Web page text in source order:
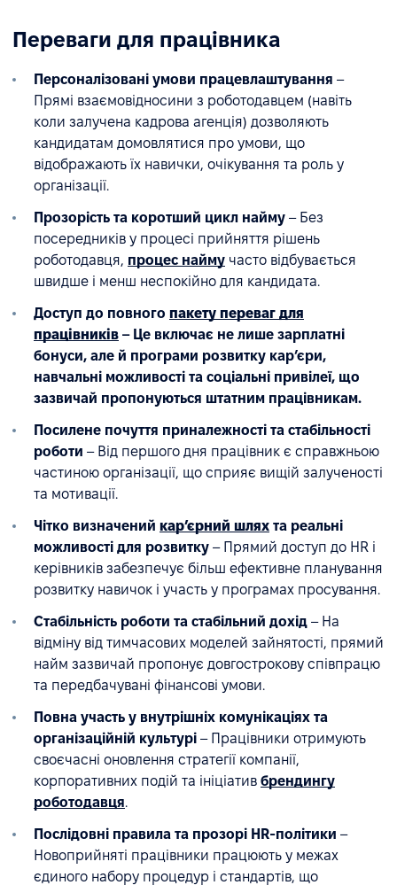
Переваги для працівника
Персоналізовані умови працевлаштування –
Прямі взаємовідносини з роботодавцем (навіть
коли залучена кадрова агенція) дозволяють
кандидатам домовлятися про умови, що
відображають їх навички, очікування та роль у
організації.
Прозорість та коротший цикл найму – Без
посередників у процесі прийняття рішень
роботодавця, процес найму часто відбувається
швидше і менш неспокійно для кандидата.
Доступ до повного пакету переваг для
працівників – Це включає не лише зарплатні
бонуси, але й програми розвитку кар’єри,
навчальні можливості та соціальні привілеї, що
зазвичай пропонуються штатним працівникам.
Посилене почуття приналежності та стабільності
роботи – Від першого дня працівник є справжньою
частиною організації, що сприяє вищій залученості
та мотивації.
Чітко визначений кар’єрний шлях та реальні
можливості для розвитку – Прямий доступ до HR і
керівників забезпечує більш ефективне планування
розвитку навичок і участь у програмах просування.
Стабільність роботи та стабільний дохід – На
відміну від тимчасових моделей зайнятості, прямий
найм зазвичай пропонує довгострокову співпрацю
та передбачувані фінансові умови.
Повна участь у внутрішніх комунікаціях та
організаційній культурі – Працівники отримують
своєчасні оновлення стратегії компанії,
корпоративних подій та ініціатив брендингу
роботодавця.
Послідовні правила та прозорі HR-політики –
Новоприйняті працівники працюють у межах
єдиного набору процедур і стандартів, що